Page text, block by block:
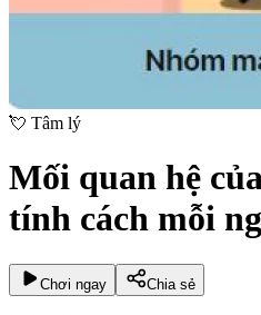
💘 Tâm lý
Mối quan hệ
tính cách mỗi
Chơi ngay Chia sẻ